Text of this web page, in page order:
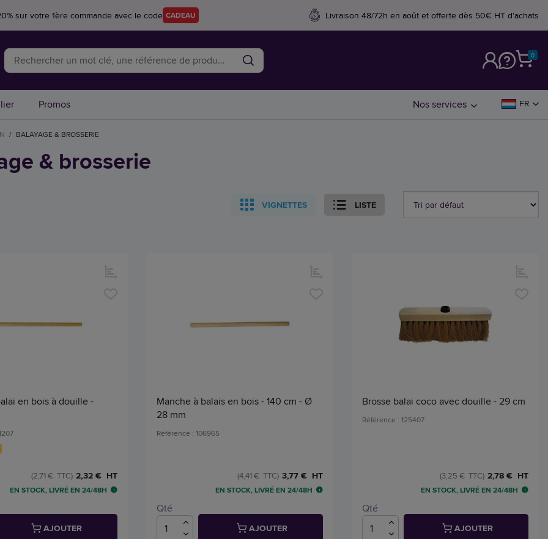
sur votre 1ère commande avec le code CADEAU Livraison 48/72h en août et offerte dès 50€ HT d'achats
0
Promos Nos services FR
/ BALAYAGE & BROSSERIE
& brosserie
VIGNETTES LISTE
en bois à douille -
2,32 € HT
(2,71 € TTC)
EN STOCK, LIVRÉ EN 24/48H
AJOUTER
Manche à balais en bois - 140 cm - Ø
28 mm
Référence : 106965
3,77 € HT
(4,41 € TTC)
EN STOCK, LIVRÉ EN 24/48H
Qté
AJOUTER
Brosse balai coco avec douille - 29 cm
Référence : 125407
2,78 € HT
(3,25 € TTC)
EN STOCK, LIVRÉ EN 24/48H
Qté
AJOUTER